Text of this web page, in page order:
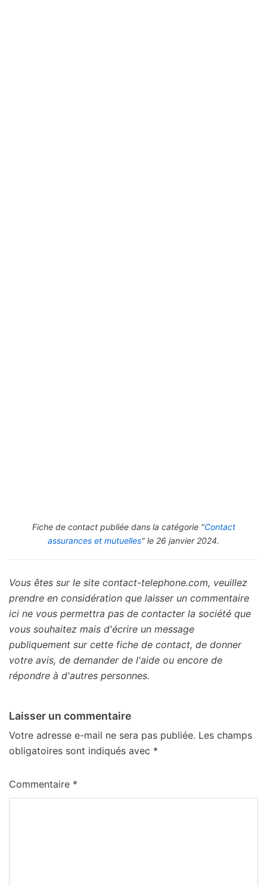
Fiche de contact publiée dans la catégorie "Contact
assurances et mutuelles" le 26 janvier 2024.
Vous êtes sur le site contact-telephone.com, veuillez
prendre en considération que laisser un commentaire
ici ne vous permettra pas de contacter la société que
vous souhaitez mais d'écrire un message
publiquement sur cette fiche de contact, de donner
votre avis, de demander de l'aide ou encore de
répondre à d'autres personnes.
Laisser un commentaire
Votre adresse e-mail ne sera pas publiée. Les champs
obligatoires sont indiqués avec *
Commentaire *